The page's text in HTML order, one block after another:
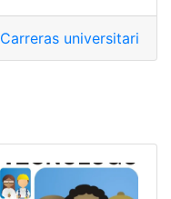
Carreras universitarias